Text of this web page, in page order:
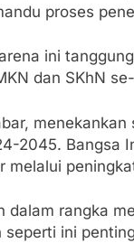
proses
ini
dan SKhN
2045. Bangsa
melalui
dalam rangka
ini